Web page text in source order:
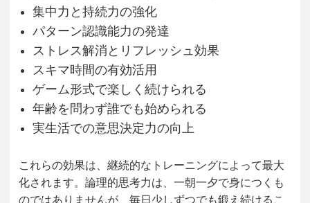
集中力と持続力の強化
パターン認識能力の発達
ストレス解消とリフレッシュ効果
スキマ時間の有効活用
ゲーム形式で楽しく続けられる
年齢を問わず誰でも始められる
実生活での意思決定力の向上
これらの効果は、継続的なトレーニングによって最大
化されます。論理的思考力は、一朝一夕で身につくも
のではありませんが、毎日少しずつでも鍛え続けるこ